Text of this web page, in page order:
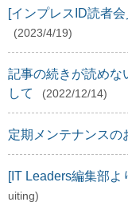
[インプレスID読者
(2023/4/19)
記事の続きが読めな
して
(2022/12/14)
定期メンテナンスの
[IT Leaders編集部
uiting)